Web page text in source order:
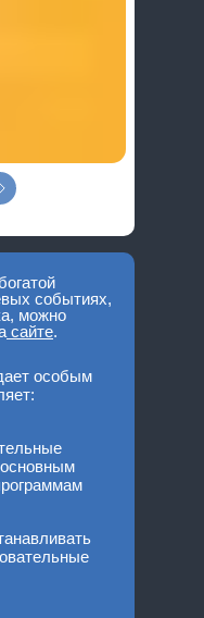
особым
событиях,
можно
сайте.